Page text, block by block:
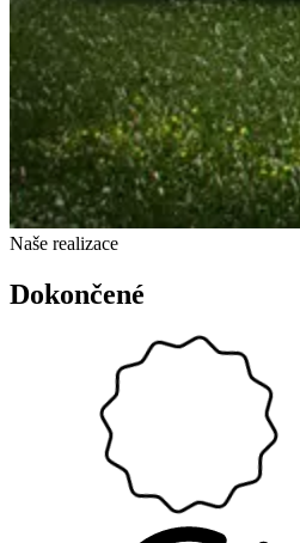
Naše realizace
Dokončené